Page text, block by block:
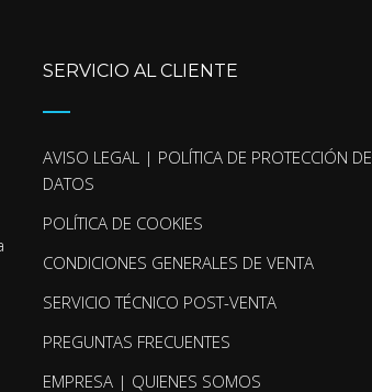
SERVICIO AL CLIENTE
AVISO LEGAL | POLÍTICA DE PROTECCIÓN DE
DATOS
POLÍTICA DE COOKIES
CONDICIONES GENERALES DE VENTA
SERVICIO TÉCNICO POST-VENTA
PREGUNTAS FRECUENTES
EMPRESA | QUIENES SOMOS